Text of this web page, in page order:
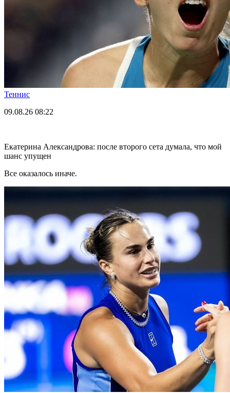
Теннис
09.08.26 08:22
Екатерина Александрова: после второго сета думала, что мой
шанс упущен
Все оказалось иначе.